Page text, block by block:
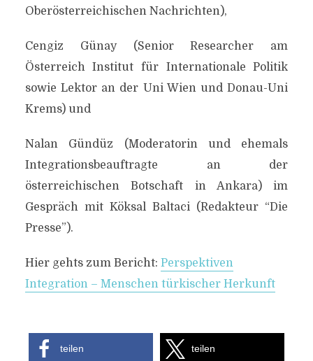
PERSPEKTIVEN
INTEGRATION –
MENSCHEN TÜRKISCHER
Efgani Dönmez 6. Mai 2017
Oberösterreichischen Nachrichten),
Cengiz Günay (Senior Researcher am
Österreich Institut für Internationale Politik
sowie Lektor an der Uni Wien und Donau-Uni
Krems) und
Nalan Gündüz (Moderatorin und ehemals
Integrationsbeauftragte an der
österreichischen Botschaft in Ankara) im
Gespräch mit Köksal Baltaci (Redakteur “Die
Presse”).
Hier gehts zum Bericht: Perspektiven
Integration – Menschen türkischer Herkunft
teilen teilen